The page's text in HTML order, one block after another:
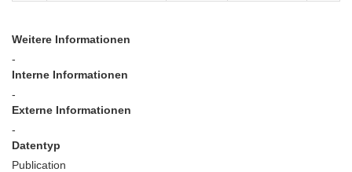
Weitere Informationen
-
Interne Informationen
-
Externe Informationen
-
Datentyp
Publication